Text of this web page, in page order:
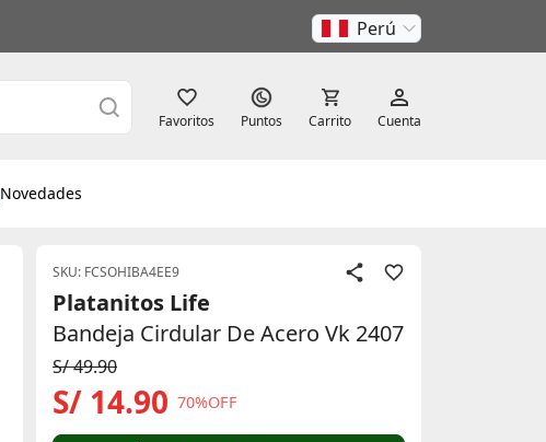
Perú
Favoritos Puntos Carrito Cuenta
Novedades
SKU: FCSOHIBA4EE9
Platanitos Life
Bandeja Cirdular De Acero Vk 2407
S/ 49.90
S/ 14.90 70%OFF